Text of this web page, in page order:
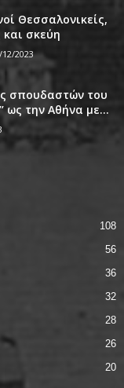
Θεσσαλονικείς,
και σκεύη
12/2023
σπουδαστών του
ως την Αθήνα με...
108
56
36
32
28
26
20